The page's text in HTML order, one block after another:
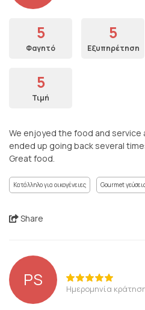
5
Φαγητό
5
Εξυπηρέτηση
5
Τιμή
We enjoyed the food and service
ended up going back several
Great food.
Κατάλληλο για οικογένειες Gourmet
Share
PS Ημερομηνία